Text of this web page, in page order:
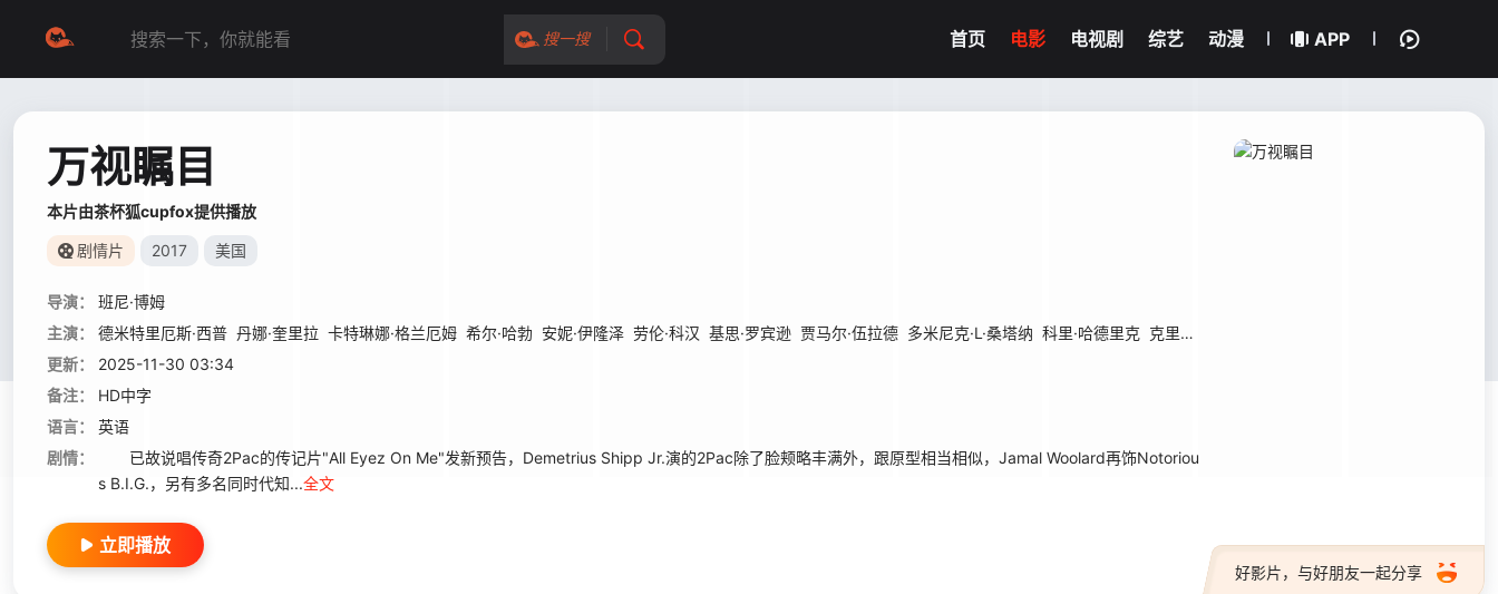
搜一搜 首页 电影 电视剧 综艺 动漫 APP
万视瞩目
本片由茶杯狐cupfox提供播放
剧情片 2017 美国
导演：
班尼·博姆
主演：
德米特里厄斯·西普 丹娜·奎里拉 卡特琳娜·格兰厄姆 希尔·哈勃 安妮·伊隆泽 劳伦·科汉 基思·罗宾逊 贾马尔·伍拉德 多米尼克·L·桑塔纳 科里·哈德里克 克里夫顿·鲍威尔
更新：
2025-11-30 03:34
备注：
HD中字
语言：
英语
剧情：
已故说唱传奇2Pac的传记片"All Eyez On Me"发新预告，Demetrius Shipp Jr.演的2Pac除了脸颊略丰满外，跟原型相当相似，Jamal Woolard再饰Notoriou
s B.I.G.，另有多名同时代知...全文
好影片，与好朋友一起分享
立即播放